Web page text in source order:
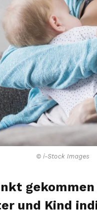
© i-Stock Images
und Kind